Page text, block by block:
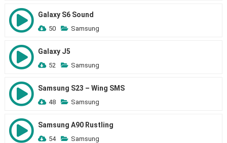
Galaxy S6 Sound
50 Samsung
Galaxy J5
52 Samsung
Samsung S23 – Wing SMS
48 Samsung
Samsung A90 Rustling
54 Samsung